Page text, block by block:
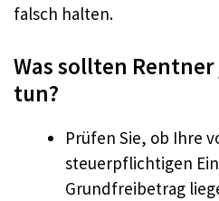
falsch halten.
Was sollten
tun?
Prüfen Sie, ob Ihre
steuerpflichtigen
Grundfreibetrag